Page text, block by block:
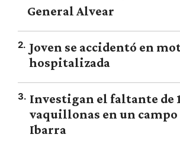
General Alvear
2. Joven se accidentó en
hospitalizada
3. Investigan el faltante de
vaquillonas en un campo
Ibarra